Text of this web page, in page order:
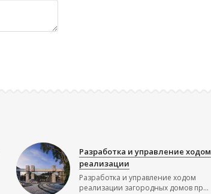
Разработка и управление ходом
реализации
Разработка и управление ходом
реализации загородных домов пр...